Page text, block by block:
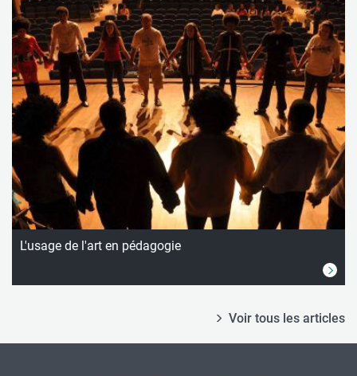
L'usage de l'art en pédagogie
Voir tous les articles